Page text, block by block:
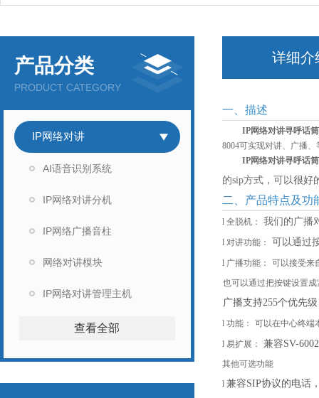
产品分类
PRODUCT CATEGORY
IP网络对讲
AI语音识别系统
IP网络对讲分机
IP网络广播音柱
网络对讲模块
IP网络对讲管理主机
查看全部
详细介
一、描述
IP网络对讲寻呼话筒
8004可实现对讲、广播
IP网络对讲寻呼话筒
的sip方式，可以很好
二、产品特点及功
l 全脱机： 我们的广播
l 对讲功能： 可以通过
l 广播功能：
可以接受来
也可以通过把按键设置
广播支持255个优先
l 功能： 可以在中心终端
l 易扩展： 兼容SV-
其他可选功能
l 兼容SIP协议的电话